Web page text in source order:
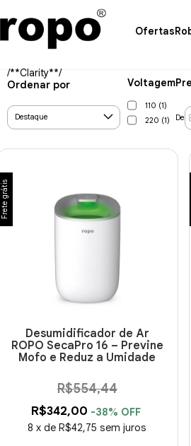
Ofertas
/**Clarity**/
Ordenar por
Voltagem
110 (1)
220 (1)
De
Frete grátis
Desumidificador de Ar
ROPO SecaPro 16 – Previne
Mofo e Reduz a Umidade
R$342,00 -38% OFF
R$554,44
8 xdeR$42,75 sem juros